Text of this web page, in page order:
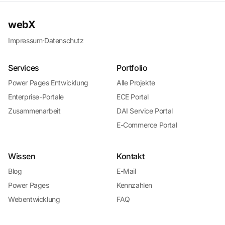
webX
Impressum·Datenschutz
Services
Power Pages Entwicklung
Enterprise-Portale
Zusammenarbeit
Portfolio
Alle Projekte
ECE Portal
DAI Service Portal
E-Commerce Portal
Wissen
Blog
Power Pages
Webentwicklung
Kontakt
E-Mail
Kennzahlen
FAQ